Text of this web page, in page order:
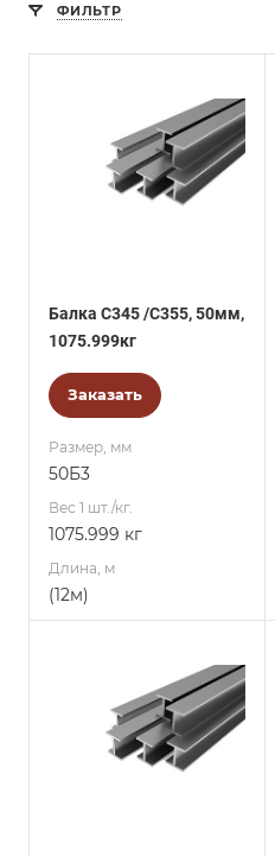
ФИЛЬТР
Балка С345 /С355, 50мм,
1075.999кг
Заказать
Размер, мм
50Б3
Вес 1 шт./кг.
1075.999 кг
Длина, м
(12м)